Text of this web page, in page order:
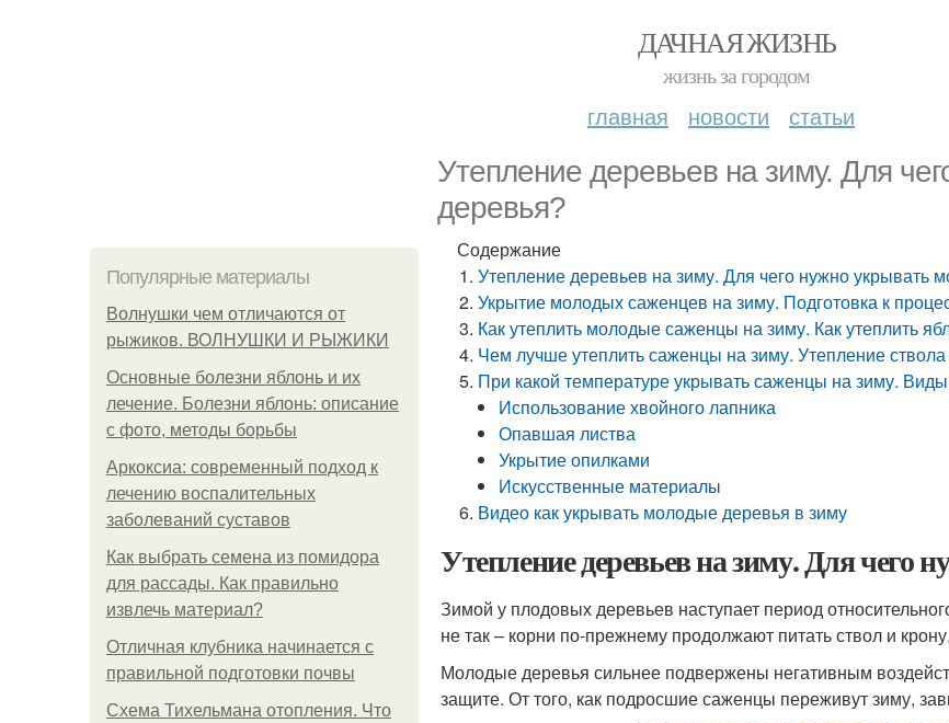
ДАЧНАЯ ЖИЗНЬ
жизнь за городом
главная новости статьи
Утепление деревьев на зиму. Для
деревья?
Популярные материалы
Волнушки чем отличаются от
рыжиков. ВОЛНУШКИ И РЫЖИКИ
Основные болезни яблонь и их
лечение. Болезни яблонь: описание
с фото, методы борьбы
Аркоксиа: современный подход к
лечению воспалительных
заболеваний суставов
Как выбрать семена из помидора
для рассады. Как правильно
извлечь материал?
Отличная клубника начинается с
правильной подготовки почвы
Схема Тихельмана отопления. Что
Содержание
Утепление деревьев на зиму. Для чего нужно укрывать
Укрытие молодых саженцев на зиму. Подготовка к
Как утеплить молодые саженцы на зиму. Как утеплить
Чем лучше утеплить саженцы на зиму. Утепление
При какой температуре укрывать саженцы на зиму.
Использование хвойного лапника
Опавшая листва
Укрытие опилками
Искусственные материалы
Видео как укрывать молодые деревья в зиму
Утепление деревьев на зиму. Для чего
Зимой у плодовых деревьев наступает период
не так – корни по-прежнему продолжают питать ствол и
Молодые деревья сильнее подвержены негативным
защите. От того, как подросшие саженцы переживут зиму,